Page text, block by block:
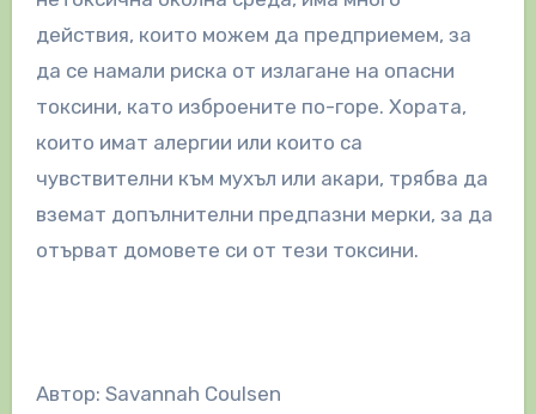
действия, които можем да предприемем, за
да се намали риска от излагане на опасни
токсини, като изброените по-горе. Хората,
които имат алергии или които са
чувствителни към мухъл или акари, трябва да
вземат допълнителни предпазни мерки, за да
отърват домовете си от тези токсини.
Автор: Savannah Coulsen